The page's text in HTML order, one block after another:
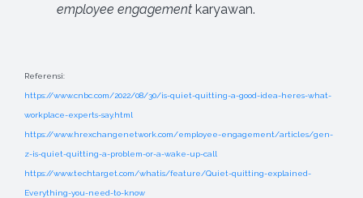
employee engagement karyawan.
Referensi:
https://www.cnbc.com/2022/08/30/is-quiet-quitting-a-good-idea-heres-what-
workplace-experts-say.html
https://www.hrexchangenetwork.com/employee-engagement/articles/gen-
z-is-quiet-quitting-a-problem-or-a-wake-up-call
https://www.techtarget.com/whatis/feature/Quiet-quitting-explained-
Everything-you-need-to-know